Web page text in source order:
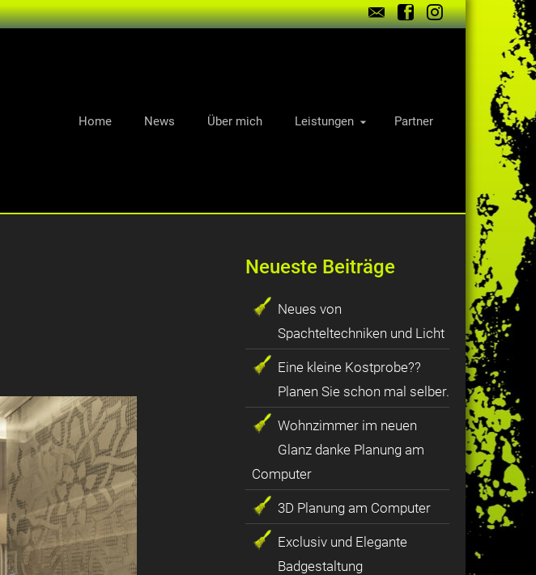
Home News Über mich Leistungen Partner
Neueste Beiträge
Neues von
Spachteltechniken und Licht
Eine kleine Kostprobe??
Planen Sie schon mal selber.
Wohnzimmer im neuen
Glanz danke Planung am
Computer
3D Planung am Computer
Exclusiv und Elegante
Badgestaltung